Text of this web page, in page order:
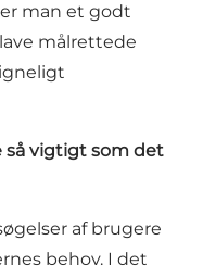
man et godt
målrettede
så vigtigt som det
af brugere
behov. I det